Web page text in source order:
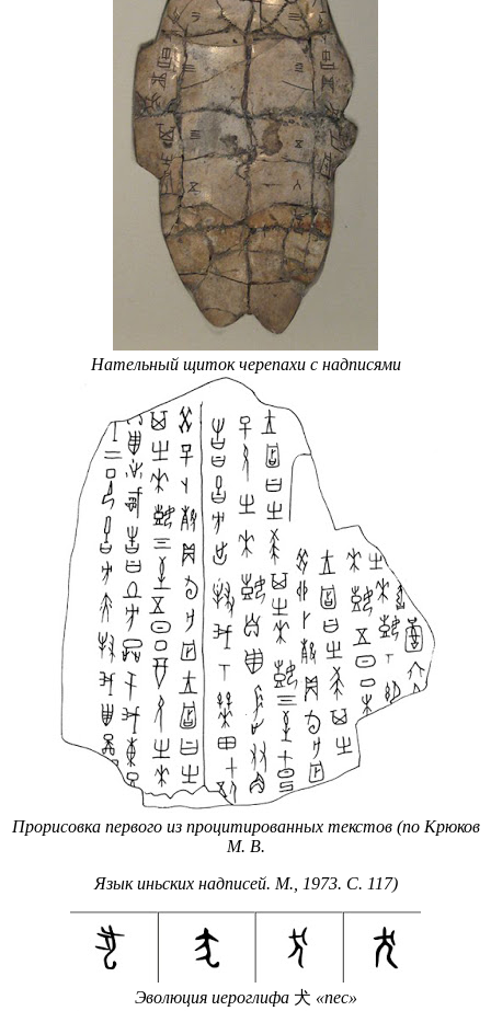
Нательный щиток черепахи с надписями
Прорисовка первого из процитированных текстов (по Крюков
М. В.
Язык иньских надписей. М., 1973. С. 117)
Эволюция иероглифа犬 «пес»